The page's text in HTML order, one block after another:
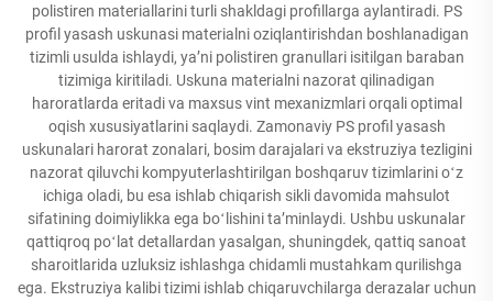
polistiren materiallarini turli shakldagi profillarga aylantiradi. PS
profil yasash uskunasi materialni oziqlantirishdan boshlanadigan
tizimli usulda ishlaydi, yaʼni polistiren granullari isitilgan baraban
tizimiga kiritiladi. Uskuna materialni nazorat qilinadigan
haroratlarda eritadi va maxsus vint mexanizmlari orqali optimal
oqish xususiyatlarini saqlaydi. Zamonaviy PS profil yasash
uskunalari harorat zonalari, bosim darajalari va ekstruziya tezligini
nazorat qiluvchi kompyuterlashtirilgan boshqaruv tizimlarini oʻz
ichiga oladi, bu esa ishlab chiqarish sikli davomida mahsulot
sifatining doimiylikka ega boʻlishini taʼminlaydi. Ushbu uskunalar
qattiqroq poʻlat detallardan yasalgan, shuningdek, qattiq sanoat
sharoitlarida uzluksiz ishlashga chidamli mustahkam qurilishga
ega. Ekstruziya kalibi tizimi ishlab chiqaruvchilarga derazalar uchun